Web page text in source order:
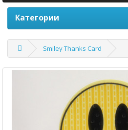
Категории
Smiley Thanks Card